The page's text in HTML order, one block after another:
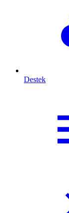
Destek